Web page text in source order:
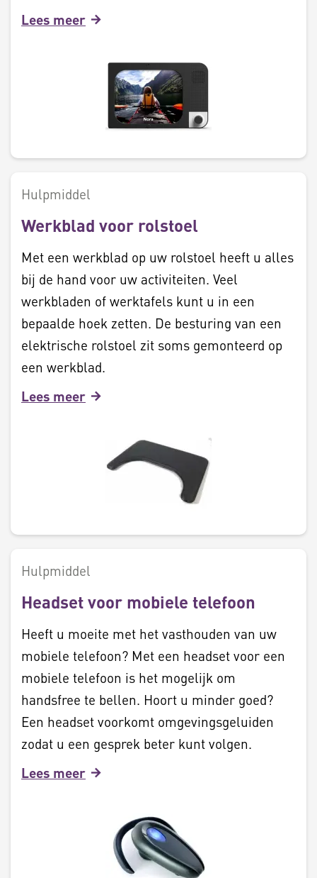
Lees meer
Hulpmiddel
Werkblad voor rolstoel
Met een werkblad op uw rolstoel heeft u alles
bij de hand voor uw activiteiten. Veel
werkbladen of werktafels kunt u in een
bepaalde hoek zetten. De besturing van een
elektrische rolstoel zit soms gemonteerd op
een werkblad.
Lees meer
Hulpmiddel
Headset voor mobiele telefoon
Heeft u moeite met het vasthouden van uw
mobiele telefoon? Met een headset voor een
mobiele telefoon is het mogelijk om
handsfree te bellen. Hoort u minder goed?
Een headset voorkomt omgevingsgeluiden
zodat u een gesprek beter kunt volgen.
Lees meer